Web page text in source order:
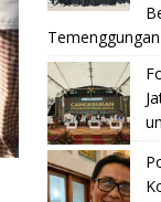
Temenggungan